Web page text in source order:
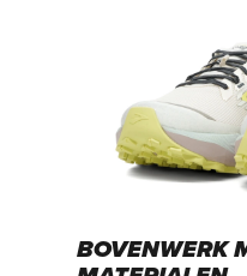
BOVENWERK